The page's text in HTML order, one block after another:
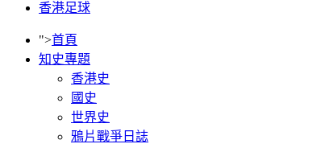
香港足球
">首頁
知史專題
香港史
國史
世界史
鴉片戰爭日誌